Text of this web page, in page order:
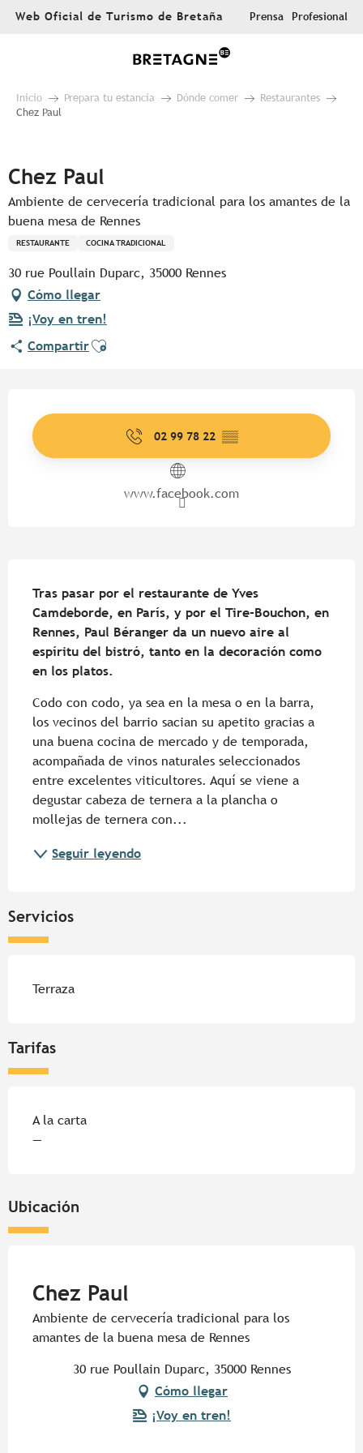
AllerWeb Oficial de Turismo de Bretaña Prensa Profesional
Inicio Prepara tu estancia Dónde comer
Restaurantes
Chez Paul
Chez Paul
Ambiente de cervecería tradicional para los amantes de la
buena mesa de Rennes
RESTAURANTE COCINA TRADICIONAL
30 rue Poullain Duparc, 35000 Rennes
Cómo llegar
¡Voy en tren!
CompartirAjouter aux favoris
02 99 78 22 ▒▒
www.facebook.com
Tras pasar por el restaurante de Yves
Camdeborde, en París, y por el Tire-Bouchon, en
Rennes, Paul Béranger da un nuevo aire al
espíritu del bistró, tanto en la decoración como
en los platos.
Codo con codo, ya sea en la mesa o en la barra,
los vecinos del barrio sacian su apetito gracias a
una buena cocina de mercado y de temporada,
acompañada de vinos naturales seleccionados
entre excelentes viticultores. Aquí se viene a
degustar cabeza de ternera a la plancha o
mollejas de ternera con...
Seguir leyendo
Servicios
Terraza
Tarifas
Tarifas 2026
A la carta
—
Ubicación
Chez Paul
Ambiente de cervecería tradicional para los
amantes de la buena mesa de Rennes
30 rue Poullain Duparc, 35000 Rennes
Cómo llegar
¡Voy en tren!